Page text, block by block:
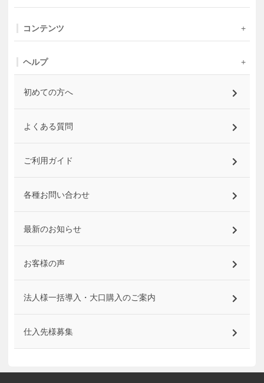
コンテンツ
ヘルプ
初めての方へ
よくある質問
ご利用ガイド
各種お問い合わせ
最新のお知らせ
お客様の声
法人様一括導入・大口購入のご案内
仕入先様募集